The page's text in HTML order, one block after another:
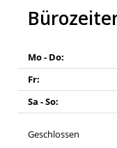
Mo - Do:
Fr:
Sa - So:
Geschlossen